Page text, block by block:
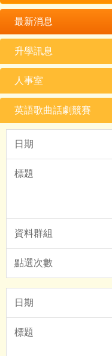
最新消息
升學訊息
人事室
英語歌曲話劇競賽